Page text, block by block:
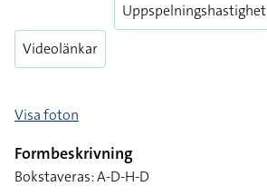
Videolänkar
Uppspelningshastighet
Visa foton
Formbeskrivning
Bokstaveras: A-D-H-D